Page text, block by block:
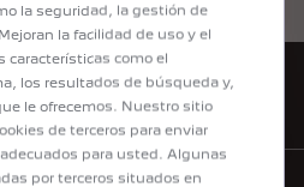
la seguridad, la gestión de
la facilidad de uso y el
características como el
los resultados de búsqueda y,
le ofrecemos. Nuestro sitio
de terceros para enviar
para usted. Algunas
por terceros situados en